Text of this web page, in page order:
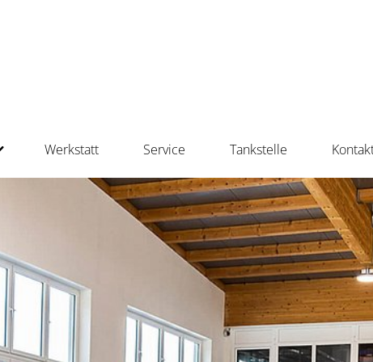
Werkstatt Service Tankstelle